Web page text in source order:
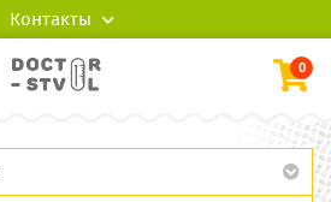
Контакты
0